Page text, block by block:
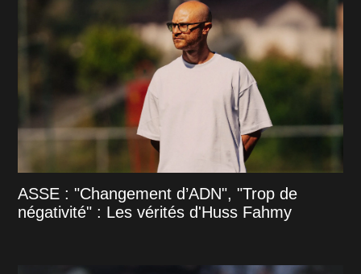
ASSE : "Changement d’ADN", "Trop de
négativité" : Les vérités d'Huss Fahmy